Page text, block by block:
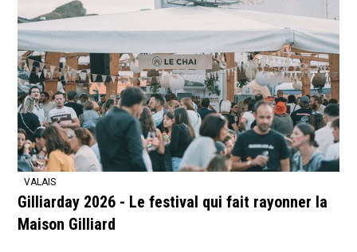
VALAIS
Gilliarday 2026 - Le festival qui fait rayonner la
Maison Gilliard